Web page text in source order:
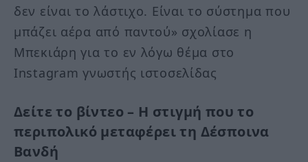
δεν είναι το λάστιχο. Είναι το σύστημα που
μπάζει αέρα από παντού» σχολίασε η
Μπεκιάρη για το εν λόγω θέμα στο
Instagram γνωστής ιστοσελίδας
Δείτε το βίντεο – Η στιγμή που το
περιπολικό μεταφέρει τη Δέσποινα
Βανδή